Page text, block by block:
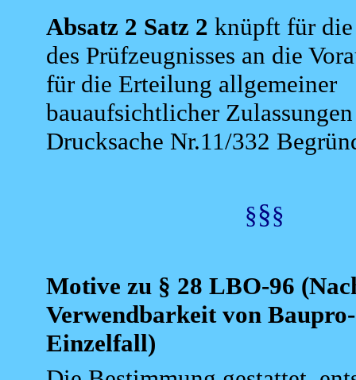
Absatz 2 Satz 2 knüpft für
des Prüfzeugnisses an die
für die Erteilung allgemeiner
bauaufsichtlicher
Drucksache Nr.11/332
§§§
Motive zu § 28 LBO-96
Verwendbarkeit von
Einzelfall)